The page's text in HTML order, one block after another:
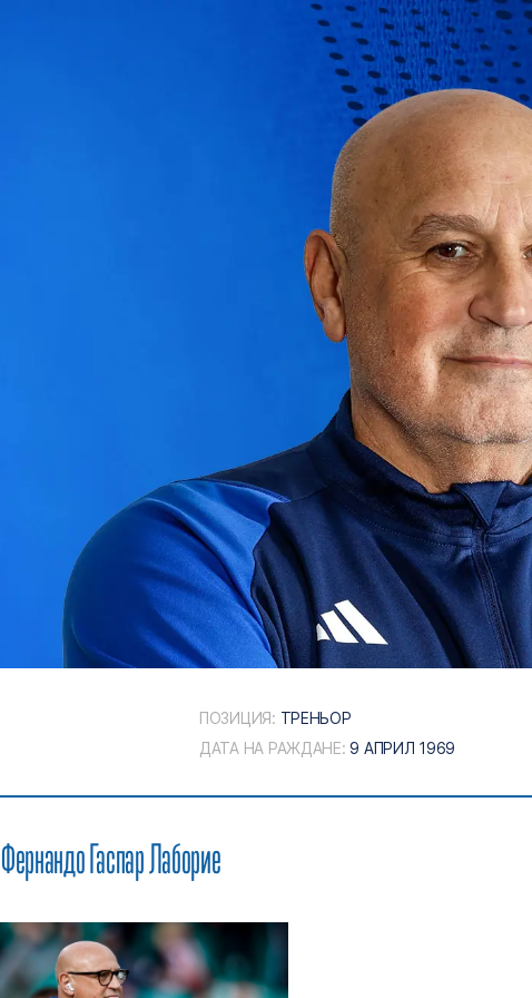
ПОЗИЦИЯ: ТРЕНЬОР
ДАТА НА РАЖДАНЕ:9 АПРИЛ 1969
Фернандо Гаспар Лаборие